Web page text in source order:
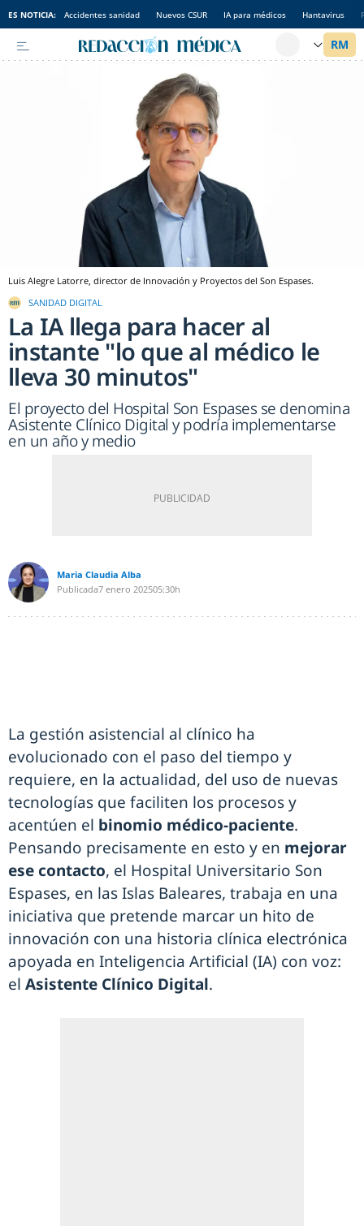
ES NOTICIA: Accidentes sanidad Nuevos CSUR IA para médicos Hantavirus
Luis Alegre Latorre, director de Innovación y Proyectos del Son Espases.
SANIDAD DIGITAL
La IA llega para hacer al
instante "lo que al médico le
lleva 30 minutos"
El proyecto del Hospital Son Espases se denomina
Asistente Clínico Digital y podría implementarse
en un año y medio
Maria Claudia Alba
Publicada7 enero 202505:30h
La gestión asistencial al clínico ha
evolucionado con el paso del tiempo y
requiere, en la actualidad, del uso de nuevas
tecnologías que faciliten los procesos y
acentúen el binomio médico-paciente.
Pensando precisamente en esto y en mejorar
ese contacto, el Hospital Universitario Son
Espases, en las Islas Baleares, trabaja en una
iniciativa que pretende marcar un hito de
innovación con una historia clínica electrónica
apoyada en Inteligencia Artificial (IA) con voz:
el Asistente Clínico Digital.